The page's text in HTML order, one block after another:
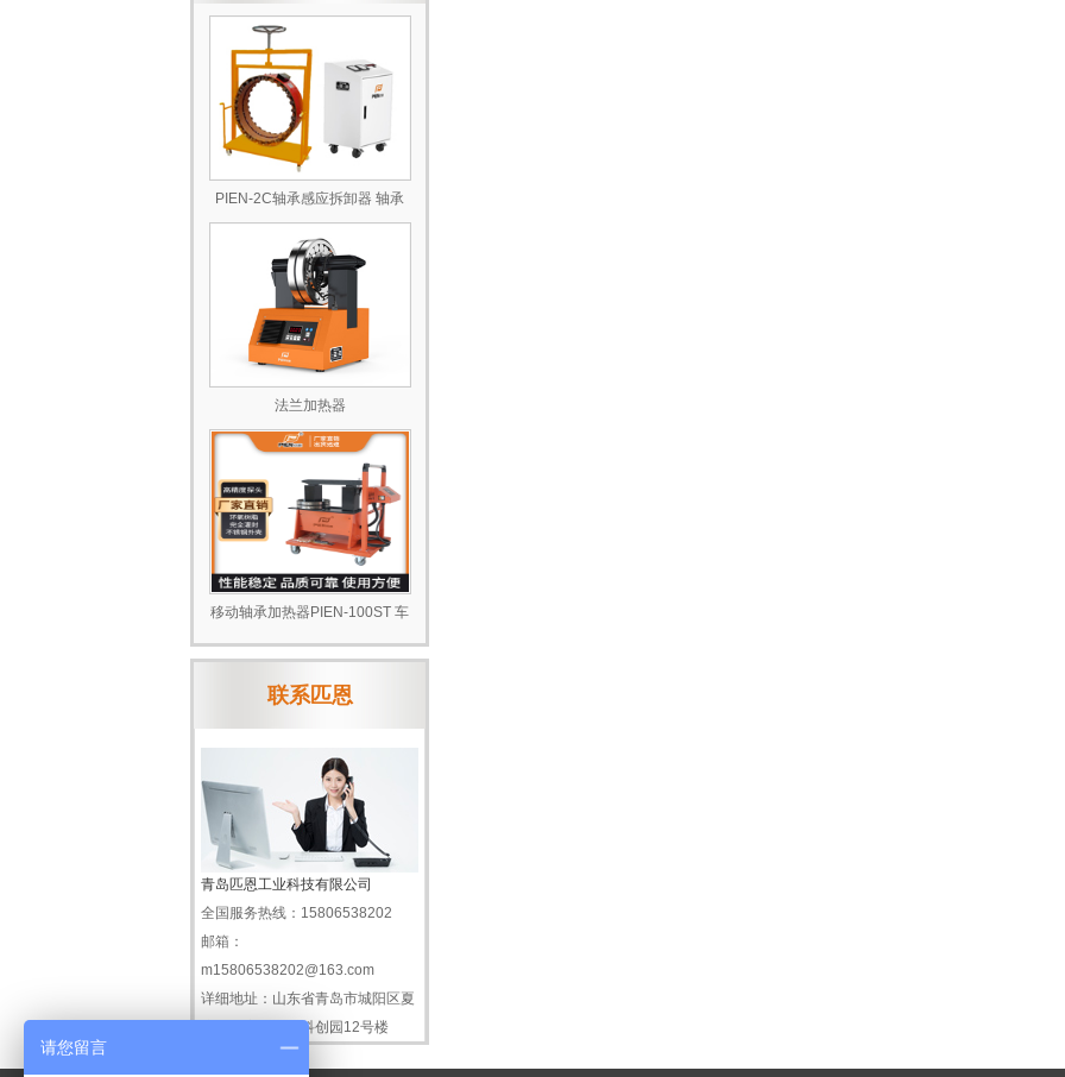
PIEN-2C轴承感应拆卸器 轴承
轴套联轴器通用 不伤轴更高效
厂家直销
法兰加热器
移动轴承加热器PIEN-100ST 车
联系匹恩
青岛匹恩工业科技有限公司
全国服务热线： 15806538202
邮箱：
m15806538202@163.com
详细地址： 山东省青岛市城阳区夏
庄街道启元工业科创园12号楼
请您留言